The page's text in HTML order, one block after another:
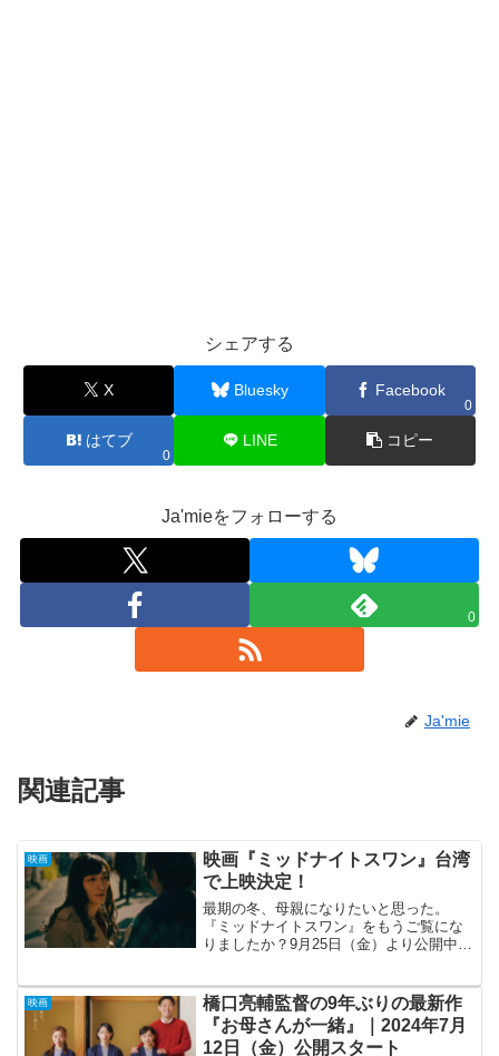
シェアする
X Bluesky Facebook
0
はてブ
0
LINE コピー
Ja'mieをフォローする
0
Ja'mie
関連記事
映画
映画『ミッドナイトスワン』台湾
で上映決定！
最期の冬、母親になりたいと思った。
『ミッドナイトスワン』をもうご覧にな
りましたか？9月25日（金）より公開中の
公開5週目に突入した今も132館で上映が
続き、多くの...
映画
橋口亮輔監督の9年ぶりの最新作
『お母さんが一緒』｜2024年7月
12日（金）公開スタート